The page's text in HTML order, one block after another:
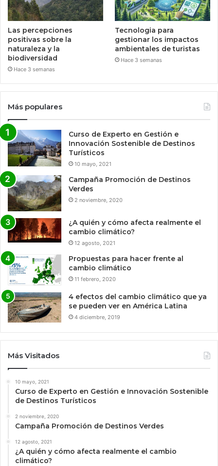
Las percepciones
positivas sobre la
naturaleza y la
biodiversidad
Hace 3 semanas
Tecnologia para
gestionar los impactos
ambientales de turistas
Hace 3 semanas
Más populares
Curso de Experto en Gestión e
Innovación Sostenible de Destinos
Turísticos
10 mayo, 2021
Campaña Promoción de Destinos
Verdes
2 noviembre, 2020
¿A quién y cómo afecta realmente el
cambio climático?
12 agosto, 2021
Propuestas para hacer frente al
cambio climático
11 febrero, 2020
4 efectos del cambio climático que ya
se pueden ver en América Latina
4 diciembre, 2019
Más Visitados
10 mayo, 2021
Curso de Experto en Gestión e Innovación Sostenible
de Destinos Turísticos
2 noviembre, 2020
Campaña Promoción de Destinos Verdes
12 agosto, 2021
¿A quién y cómo afecta realmente el cambio
climático?